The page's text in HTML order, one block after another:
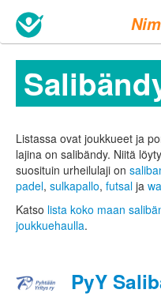
Listassa ovat joukkueet ja
lajina on salibändy. Niitä
suosituin urheilulaji on
padel, sulkapallo, futsal ja
Katso lista koko maan
joukkuehaulla.
PyY